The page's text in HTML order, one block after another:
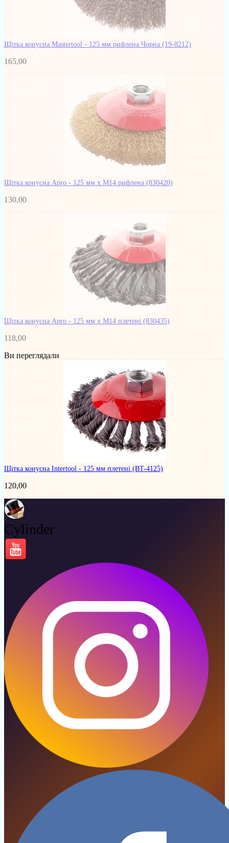
Щітка конусна Mastertool - 125 мм рифлена Чорна (19-8212)
165,00
Щітка конусна Apro - 125 мм x М14 рифлена (830420)
130,00
Щітка конусна Apro - 125 мм x М14 плетені (830435)
118,00
Ви переглядали
Щітка конусна Intertool - 125 мм плетені (BT-4125)
120,00
Cylinder